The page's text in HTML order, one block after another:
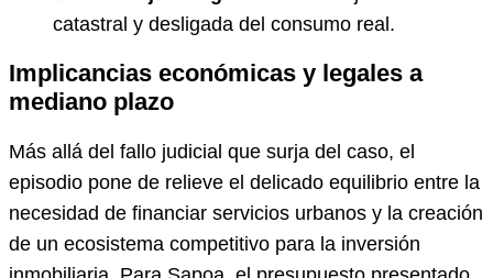
catastral y desligada del consumo real.
Implicancias económicas y legales a
mediano plazo
Más allá del fallo judicial que surja del caso, el
episodio pone de relieve el delicado equilibrio entre la
necesidad de financiar servicios urbanos y la creación
de un ecosistema competitivo para la inversión